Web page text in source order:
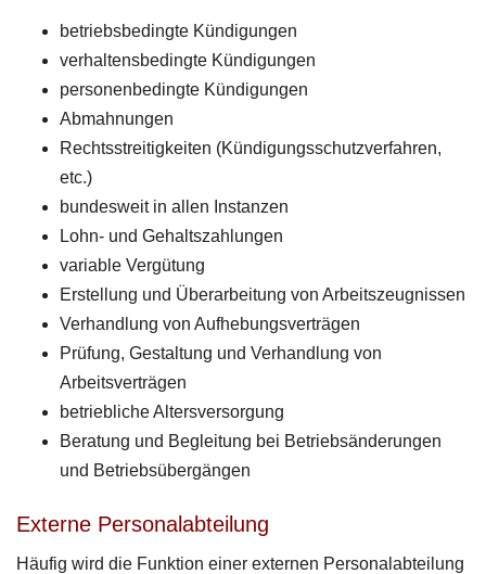
betriebsbedingte Kündigungen
verhaltensbedingte Kündigungen
personenbedingte Kündigungen
Abmahnungen
Rechtsstreitigkeiten (Kündigungsschutzverfahren,
etc.)
bundesweit in allen Instanzen
Lohn- und Gehaltszahlungen
variable Vergütung
Erstellung und Überarbeitung von Arbeitszeugnissen
Verhandlung von Aufhebungsverträgen
Prüfung, Gestaltung und Verhandlung von
Arbeitsverträgen
betriebliche Altersversorgung
Beratung und Begleitung bei Betriebsänderungen
und Betriebsübergängen
Externe Personalabteilung
Häufig wird die Funktion einer externen Personalabteilung